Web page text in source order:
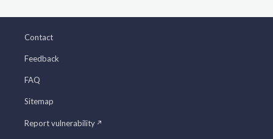
Contact
Feedback
FAQ
Sitemap
Report vulnerability